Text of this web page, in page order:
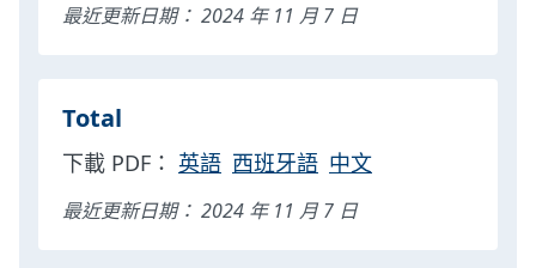
最近更新日期： 2024 年 11 月 7 日
Total
下載 PDF： 英語 西班牙語 中文
最近更新日期： 2024 年 11 月 7 日